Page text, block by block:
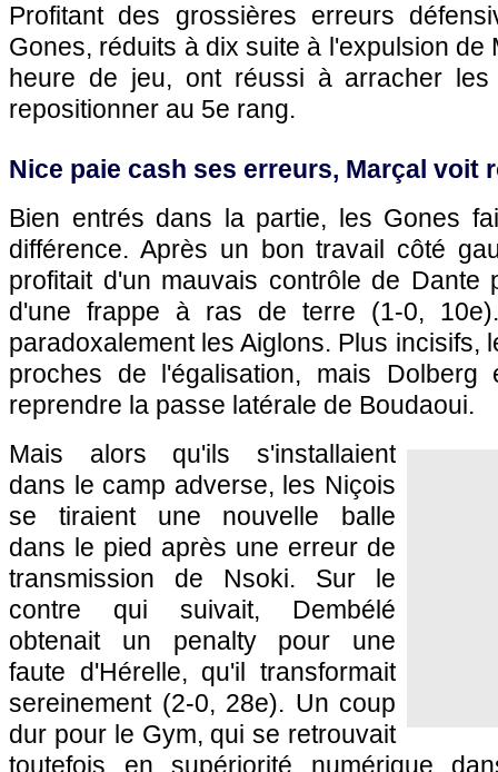
Profitant des grossières erreurs
Gones, réduits à dix suite à l'expulsion de
heure de jeu, ont réussi à arracher
repositionner au 5e rang.
Nice paie cash ses erreurs, Marçal voit
Bien entrés dans la partie, les Gones
différence. Après un bon travail côté
profitait d'un mauvais contrôle de Dante
d'une frappe à ras de terre (1-0,
paradoxalement les Aiglons. Plus incisifs,
proches de l'égalisation, mais
reprendre la passe latérale de Boudaoui.
Mais alors qu'ils s'installaient
dans le camp adverse, les Niçois
se tiraient une nouvelle balle
dans le pied après une erreur de
transmission de Nsoki. Sur le
contre qui suivait, Dembélé
obtenait un penalty pour une
faute d'Hérelle, qu'il transformait
sereinement (2-0, 28e). Un coup
dur pour le Gym, qui se retrouvait
toutefois en supériorité numérique